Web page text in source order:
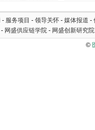
- 服务项目 - 领导关怀 - 媒体报道 -
- 网盛供应链学院 - 网盛创新研究院
©